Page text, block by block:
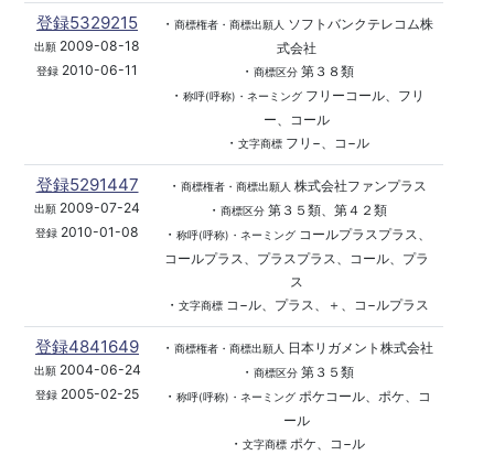
登録5329215
出願 2009-08-18
登録 2010-06-11
・ 商標権者・商標出願人
ソフトバンクテレコム株
式会社
・ 商標区分第３８類
・ 称呼(呼称)・ネーミングフリーコール、フリ
ー、コール
・ 文字商標フリ−、コ−ル
登録5291447
出願 2009-07-24
登録 2010-01-08
・ 商標権者・商標出願人 株式会社ファンプラス
・ 商標区分第３５類、第４２類
・ 称呼(呼称)・ネーミングコールプラスプラス、
コールプラス、プラスプラス、コール、プラ
ス
・ 文字商標コ−ル、プラス、＋、コ−ルプラス
登録4841649
出願2004-06-24
登録 2005-02-25
・ 商標権者・商標出願人
日本リガメント株式会社
・ 商標区分第３５類
・ 称呼(呼称)・ネーミングポケコール、ポケ、コ
ール
・ 文字商標ポケ、コ−ル